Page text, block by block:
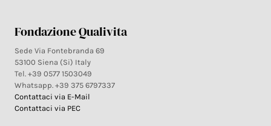
Fondazione Qualivita
Sede Via Fontebranda 69
53100 Siena (Si) Italy
Tel. +39 0577 1503049
Whatsapp. +39 375 6797337
Contattaci via E-Mail
Contattaci via PEC